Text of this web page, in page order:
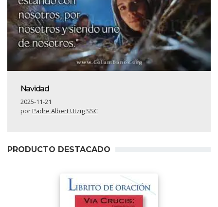
Navidad
2025-11-21
porPadre Albert Utzig SSC
PRODUCTO DESTACADO